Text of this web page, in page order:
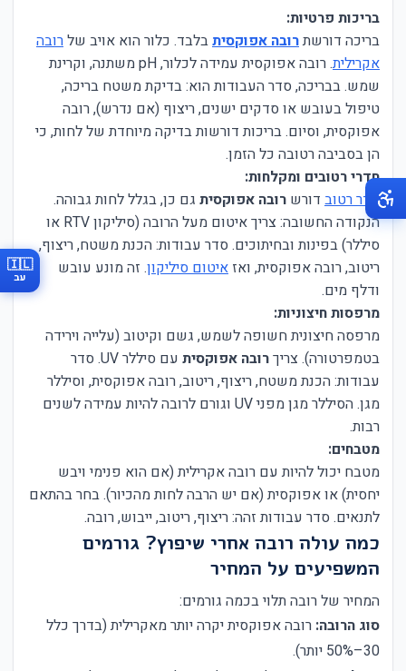
בריכות פרטיות:
בריכה דורשתרובה אפוקסיתבלבד. כלור הוא אויב שלרובה
אקרילית
. רובה אפוקסית עמידה לכלור, pH משתנה, וקרינת
שמש. בבריכה, סדר העבודות הוא: בדיקת משטח בריכה,
טיפול בעובש או סדקים ישנים, ריצוף (אם נדרש), רובה
אפוקסית, וסיום. בריכות דורשות בדיקה מיוחדת של לחות, כי
הן בסביבה רטובה כל הזמן.
חדרי רטובים ומקלחות:
חדר רטוב דורש רובה אפוקסית גם כן, בגלל לחות גבוהה.
הנקודה החשובה: צריך איטום מעל הרובה (סיליקון RTV או
סיללר) בפינות ובחיתוכים. סדר עבודות: הכנת משטח, ריצוף,
ריטוב, רובה אפוקסית, ואז איטום סיליקון. זה מונע עובש
ודלף מים.
מרפסות חיצוניות:
מרפסה חיצונית חשופה לשמש, גשם וקיטוב (עלייה וירידה
בטמפרטורה). צריךרובה אפוקסית
עם סיללר UV. סדר
עבודות: הכנת משטח, ריצוף, ריטוב, רובה אפוקסית, וסיללר
מגן. הסיללר מגן מפני UV וגורם לרובה להיות עמידה לשנים
רבות.
מטבחים:
מטבח יכול להיות עם רובה אקרילית (אם הוא פנימי ויבש
יחסית) או אפוקסית (אם יש הרבה לחות מהכיור). בחר בהתאם
לתנאים. סדר עבודות זהה: ריצוף, ריטוב, ייבוש, רובה.
כמה עולה רובה אחרי שיפוץ? גורמים
המשפיעים על המחיר
המחיר של רובה תלוי בכמה גורמים:
סוג הרובה: רובה אפוקסית יקרה יותר מאקרילית (בדרך כלל
30–50% יותר).
🇮🇱
עב